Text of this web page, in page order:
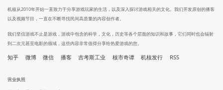
机核从2010年开始一直致力于分享游戏玩家的生活，以及深入探讨游戏相关的文化。我们开发原创的播客
以及视频节目，一直在不断寻找民间高质量的内容创作者。
我们坚信游戏不止是游戏，游戏中包含的科学，文化，历史等各个层面的知识和故事，它们同时也会辐射
到二次元甚至电影的领域，这些内容非常值得分享给热爱游戏的您。
知乎 微博 微信 播客 吉考斯工业 核市奇谭 机核发行 RSS
营业执照